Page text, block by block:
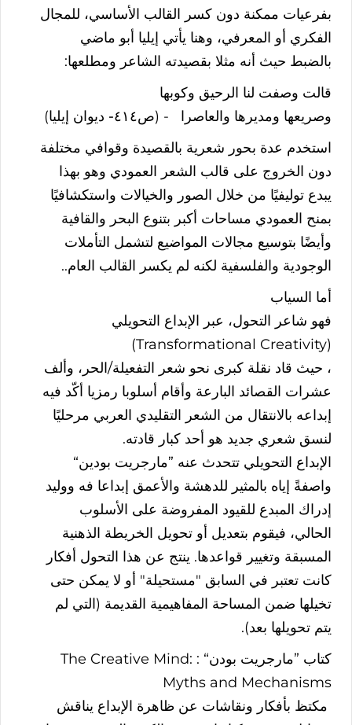
بفرعيات ممكنة دون كسر القالب الأساسي، للمجال
الفكري أو المعرفي، وهنا يأتي إيليا أبو ماضي
بالضبط حيث أنه مثلا بقصيدته الشاعر ومطلعها:
قالت وصفت لنا الرحيق وكوبها
وصريعها ومديرها والعاصرا - (ص٤١٤- ديوان إيليا
)
استخدم عدة بحور شعرية بالقصيدة وقوافي مختلفة
دون الخروج على قالب الشعر العمودي وهو بهذا
يبدع توليفيًا من خلال الصور والخيالات واستكشافيًا
بمنح العمودي مساحات أكبر بتنوع البحر والقافية
وأيضًا بتوسيع مجالات المواضيع لتشمل التأملات
الوجودية والفلسفية لكنه لم يكسر القالب العام..
أما السياب
فهو شاعر التحول، عبر الإبداع التحويلي
(Transformational Creativity)
، حيث قاد نقلة كبرى نحو شعر التفعيلة/الحر، وألف
عشرات القصائد البارعة وأقام أسلوبا رمزيا أكّد فيه
إبداعه بالانتقال من الشعر التقليدي العربي مرحليًا
لنسق شعري جديد هو أحد كبار قادته.
الإبداع التحويلي تتحدث عنه ”مارجريت بودين“
واصفةً إياه بالمثير للدهشة والأعمق إبداعا فه ووليد
إدراك المبدع للقيود المفروضة على الأسلوب
الحالي، فيقوم بتعديل أو تحويل الخريطة الذهنية
المسبقة وتغيير قواعدها. ينتج عن هذا التحول أفكار
كانت تعتبر في السابق "مستحيلة" أو لا يمكن حتى
تخيلها ضمن المساحة المفاهيمية القديمة (التي لم
يتم تحويلها بعد).
كتاب ”مارجريت بودن
“ : The Creative Mind:
Myths and Mechanisms
مكتظ بأفكار ونقاشات عن ظاهرة الإبداع يناقش